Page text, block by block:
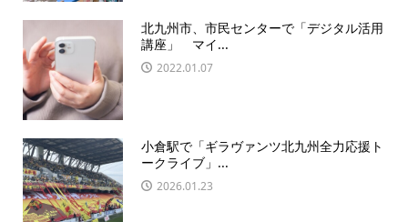
北九州市、市民センターで「デジタル活用
講座」 マイ...
2022.01.07
小倉駅で「ギラヴァンツ北九州全力応援ト
ークライブ」...
2026.01.23